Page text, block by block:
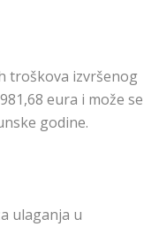
troškova izvršenog
eura i može se
godine.
ulaganja u